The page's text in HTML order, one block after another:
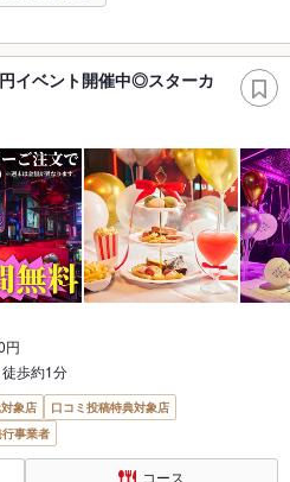
イベント開催中◎スターカ
円
歩約1分
象店
口コミ投稿特典対象店
事業者
コース